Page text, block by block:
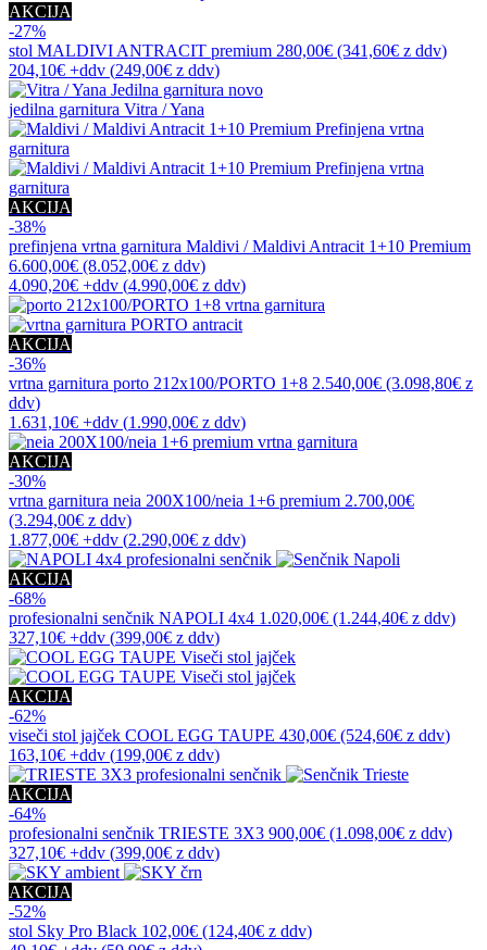
AKCIJA
-27%
stol MALDIVI ANTRACIT premium 280,00€ (341,60€ z ddv)
204,10€ +ddv (249,00€ z ddv)
novo
jedilna garnitura Vitra / Yana
AKCIJA
-38%
prefinjena vrtna garnitura Maldivi / Maldivi Antracit 1+10 Premium
6.600,00€ (8.052,00€ z ddv)
4.090,20€ +ddv (4.990,00€ z ddv)
AKCIJA
-36%
vrtna garnitura porto 212x100/PORTO 1+8 2.540,00€ (3.098,80€ z
ddv)
1.631,10€ +ddv (1.990,00€ z ddv)
AKCIJA
-30%
vrtna garnitura neia 200X100/neia 1+6 premium 2.700,00€
(3.294,00€ z ddv)
1.877,00€ +ddv (2.290,00€ z ddv)
AKCIJA
-68%
profesionalni senčnik NAPOLI 4x4 1.020,00€ (1.244,40€ z ddv)
327,10€ +ddv (399,00€ z ddv)
AKCIJA
-62%
viseči stol jajček COOL EGG TAUPE 430,00€ (524,60€ z ddv)
163,10€ +ddv (199,00€ z ddv)
AKCIJA
-64%
profesionalni senčnik TRIESTE 3X3 900,00€ (1.098,00€ z ddv)
327,10€ +ddv (399,00€ z ddv)
AKCIJA
-52%
stol Sky Pro Black 102,00€ (124,40€ z ddv)